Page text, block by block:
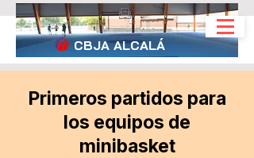
CBJA ALCALÁ
Primeros partidos para
los equipos de
minibasket